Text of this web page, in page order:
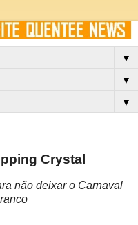
▼
▼
▼
Crystal
não deixar o Carnaval